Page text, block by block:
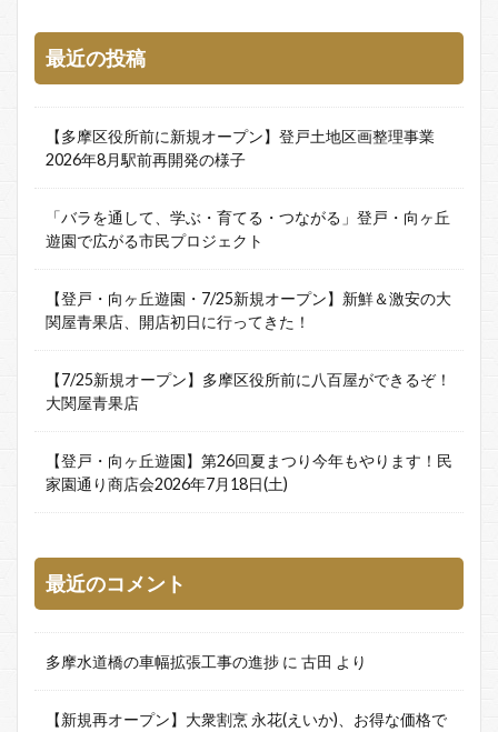
最近の投稿
【多摩区役所前に新規オープン】登戸土地区画整理事業
2026年8月駅前再開発の様子
「バラを通して、学ぶ・育てる・つながる」登戸・向ヶ丘
遊園で広がる市民プロジェクト
【登戸・向ヶ丘遊園・7/25新規オープン】新鮮＆激安の大
関屋青果店、開店初日に行ってきた！
【7/25新規オープン】多摩区役所前に八百屋ができるぞ！
大関屋青果店
【登戸・向ヶ丘遊園】第26回夏まつり今年もやります！民
家園通り商店会2026年7月18日(土)
最近のコメント
多摩水道橋の車幅拡張工事の進捗 に 古田 より
【新規再オープン】大衆割烹 永花(えいか)、お得な価格で